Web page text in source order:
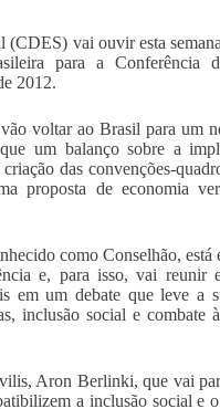
vai ouvir esta semana
para a Conferência
2012.
voltar ao Brasil para um
um balanço sobre a
das convenções-
proposta de economia
como Conselhão, está
e, para isso, vai reunir
em um debate que leve a
inclusão social e
Aron Berlinki, que vai
a inclusão social e